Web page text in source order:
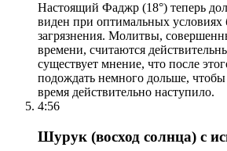
Настоящий Фаджр (18°) теперь
виден при оптимальных условиях
загрязнения. Молитвы,
времени, считаются
существует мнение, что после
подождать немного дольше,
время действительно наступило.
4:56
Шурук (восход солнца) с